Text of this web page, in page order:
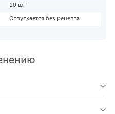
10 шт
Отпускается без рецепта